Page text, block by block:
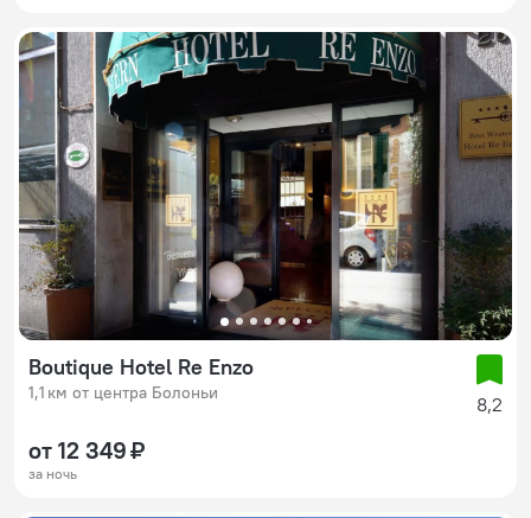
Boutique Hotel Re Enzo
1,1 км от центра Болоньи 8,2
от 12 349 ₽
за ночь